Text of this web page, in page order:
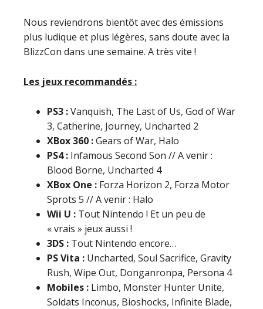
Nous reviendrons bientôt avec des émissions
plus ludique et plus légères, sans doute avec la
BlizzCon dans une semaine. A très vite !
Les jeux recommandés :
PS3 :Vanquish, The Last of Us, God of War
3, Catherine, Journey, Uncharted 2
XBox 360 :Gears of War, Halo
PS4 : Infamous Second Son // A venir :
Blood Borne, Uncharted 4
XBox One : Forza Horizon 2, Forza Motor
Sprots 5 // A venir : Halo
Wii U : Tout Nintendo ! Et un peu de
« vrais » jeux aussi !
3DS : Tout Nintendo encore…
PS Vita : Uncharted, Soul Sacrifice, Gravity
Rush, Wipe Out, Donganronpa, Persona 4
Mobiles : Limbo, Monster Hunter Unite,
Soldats Inconus, Bioshocks, Infinite Blade,